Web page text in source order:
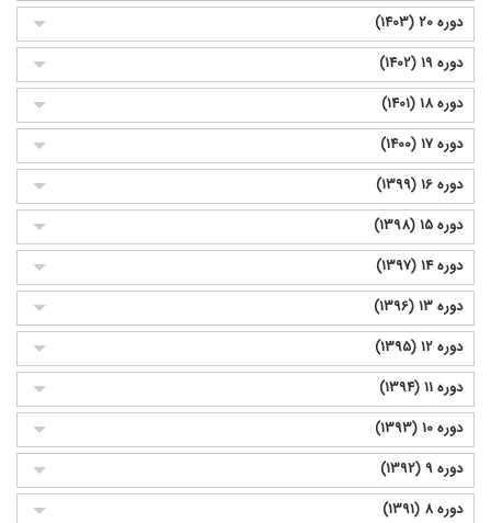
دوره 20 (1403)
دوره 19 (1402)
دوره 18 (1401)
دوره 17 (1400)
دوره 16 (1399)
دوره 15 (1398)
دوره 14 (1397)
دوره 13 (1396)
دوره 12 (1395)
دوره 11 (1394)
دوره 10 (1393)
دوره 9 (1392)
دوره 8 (1391)